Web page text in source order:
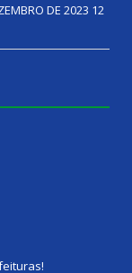
DE 2023 12
!